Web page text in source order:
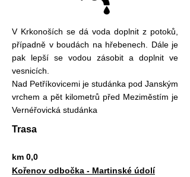
V Krkonoších se dá voda doplnit z potoků,
případně v boudách na hřebenech. Dále je
pak lepší se vodou zásobit a doplnit ve
vesnicích.
Nad Petříkovicemi je studánka pod Janským
vrchem a pět kilometrů před Meziměstím je
Vernéřovická studánka
Trasa
km 0,0
Kořenov odbočka - Martinské údolí